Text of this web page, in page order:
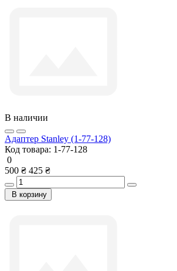
В наличии
Адаптер Stanley (1-77-128)
Код товара: 1-77-128
0
500 ₴ 425 ₴
В корзину